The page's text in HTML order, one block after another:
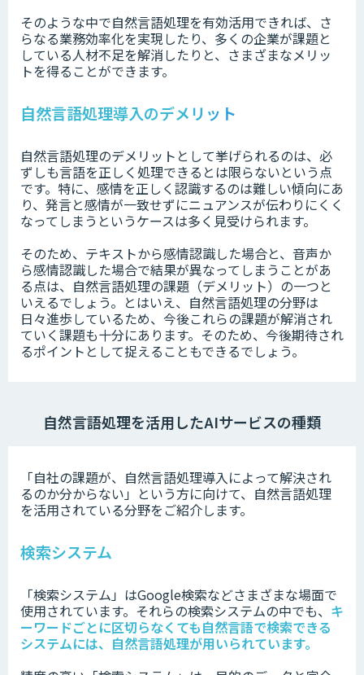
そのような中で自然言語処理を有効活用できれば、さ
らなる業務効率化を実現したり、多くの企業が課題と
している人材不足を解消したりと、さまざまなメリッ
トを得ることができます。
自然言語処理導入のデメリット
自然言語処理のデメリットとして挙げられるのは、必
ずしも言語を正しく処理できるとは限らないという点
です。特に、感情を正しく認識するのは難しい傾向にあ
り、発言と感情が一致せずにニュアンスが伝わりにくく
なってしまうというケースは多く見受けられます。
そのため、テキストから感情認識した場合と、音声か
ら感情認識した場合で結果が異なってしまうことがあ
る点は、自然言語処理の課題（デメリット）の一つと
いえるでしょう。とはいえ、自然言語処理の分野は
日々進歩しているため、今後これらの課題が解消され
ていく課題も十分にあります。そのため、今後期待され
るポイントとして捉えることもできるでしょう。
自然言語処理を活用したAIサービスの種類
「自社の課題が、自然言語処理導入によって解決され
るのか分からない」という方に向けて、自然言語処理
を活用されている分野をご紹介します。
検索システム
「検索システム」はGoogle検索などさまざまな場面で
使用されています。それらの検索システムの中でも、 キ
ーワードごとに区切らなくても自然言語で検索できる
システムには、自然言語処理が用いられています。